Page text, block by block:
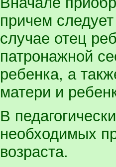
причем
случае отец
патронажной
ребенка, а
матери и
В
необходимых
возраста.